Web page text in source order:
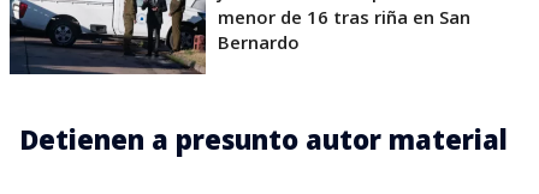
menor de 16 tras riña en San
Bernardo
Detienen a presunto autor material